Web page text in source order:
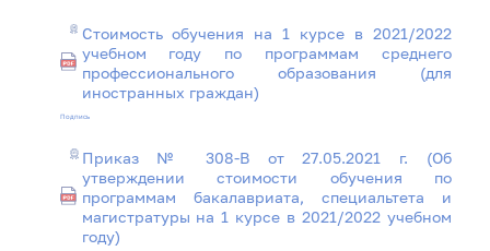
Стоимость обучения на 1 курсе в 2021/2022
учебном году по программам среднего
профессионального образования (для
иностранных граждан)
Подпись
Приказ № 308-В от 27.05.2021 г. (Об
утверждении стоимости обучения по
программам бакалавриата, специальтета и
магистратуры на 1 курсе в 2021/2022 учебном
году)